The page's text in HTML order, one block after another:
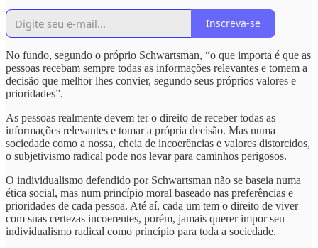
Inscreva-se
No fundo, segundo o próprio Schwartsman, “o que importa é que as
pessoas recebam sempre todas as informações relevantes e tomem a
decisão que melhor lhes convier, segundo seus próprios valores e
prioridades”.
As pessoas realmente devem ter o direito de receber todas as
informações relevantes e tomar a própria decisão. Mas numa
sociedade como a nossa, cheia de incoerências e valores distorcidos,
o subjetivismo radical pode nos levar para caminhos perigosos.
O individualismo defendido por Schwartsman não se baseia numa
ética social, mas num princípio moral baseado nas preferências e
prioridades de cada pessoa. Até aí, cada um tem o direito de viver
com suas certezas incoerentes, porém, jamais querer impor seu
individualismo radical como princípio para toda a sociedade.